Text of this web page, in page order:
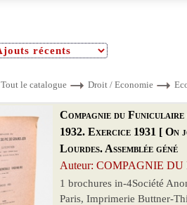
Tout le catalogue Droit / Economie
Compagnie du
1932. Exercice 1931 [ On
Lourdes. Assemblée géné
Auteur: COMPAGNIE
1 brochures in-4Société
Paris, Imprimerie Buttner-